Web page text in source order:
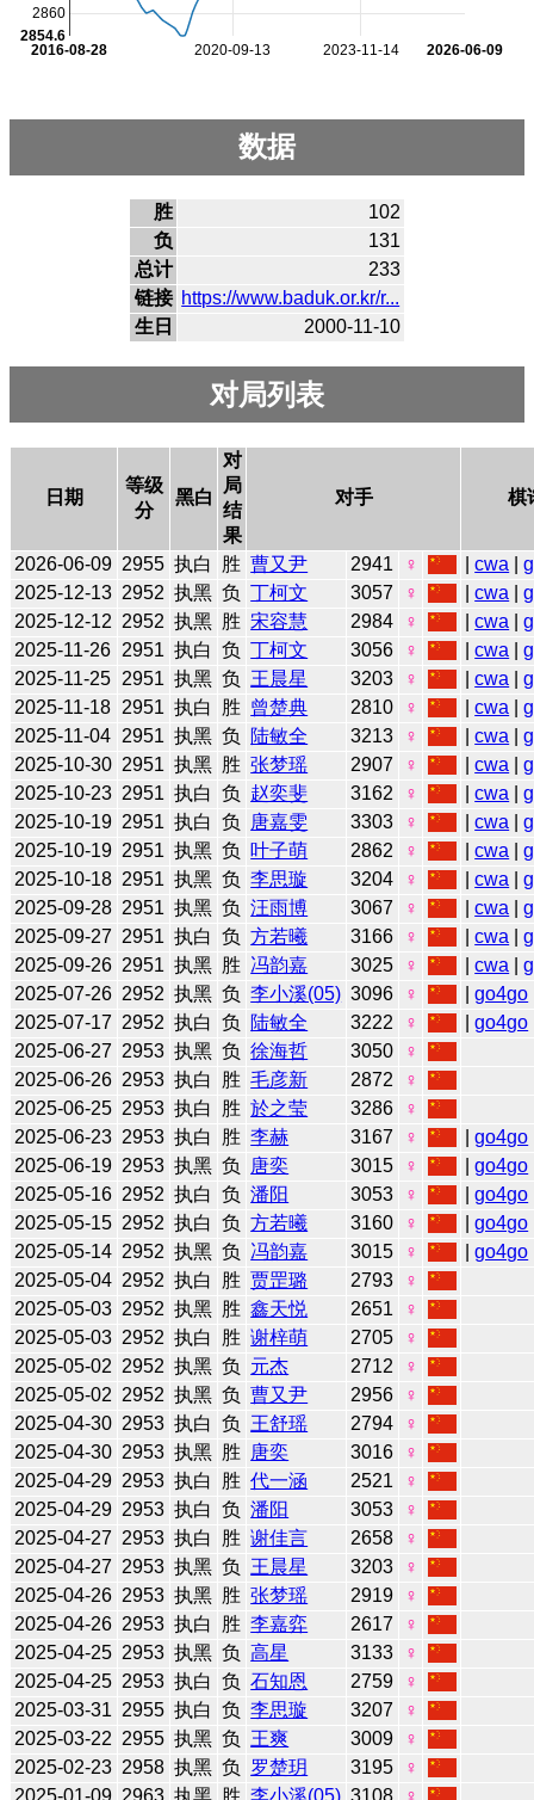
2020-09-13 2023-11-14
2016-08-28 2026-06-09
2860
2854.6
数据
胜
102
负
131
总计
233
链接 https://www.baduk.or.kr/r...
生日
2000-11-10
对局列表
日期
等级
分
黑白
对
局
结
果
对手 棋
2026-06-09 2955 执白 胜 曹又尹 2941 ♀ |cwa |
2025-12-13 2952 执黑 负 丁柯文 3057 ♀ |cwa |
2025-12-12 2952 执黑 胜 宋容慧 2984 ♀ |cwa |
2025-11-26 2951 执白 负 丁柯文 3056 ♀ |cwa |
2025-11-25 2951 执黑 负 王晨星 3203 ♀ |cwa |
2025-11-18 2951 执白 胜 曾楚典 2810 ♀ |cwa |
2025-11-04 2951 执黑 负 陆敏全 3213 ♀ |cwa |
2025-10-30 2951 执黑 胜 张梦瑶 2907 ♀ |cwa |
2025-10-23 2951 执白 负 赵奕斐 3162 ♀ |cwa |
2025-10-19 2951 执白 负 唐嘉雯 3303 ♀ |cwa |
2025-10-19 2951 执黑 负 叶子萌 2862 ♀ |cwa |
2025-10-18 2951 执黑 负 李思璇 3204 ♀ |cwa |
2025-09-28 2951 执黑 负 汪雨博 3067 ♀ |cwa |
2025-09-27 2951 执白 负 方若曦 3166 ♀ |cwa |
2025-09-26 2951 执黑 胜 冯韵嘉 3025 ♀ |cwa |
2025-07-26 2952 执黑 负 李小溪(05) 3096 ♀ |go4go
2025-07-17 2952 执白 负 陆敏全 3222 ♀ |go4go
2025-06-27 2953 执黑 负 徐海哲 3050
♀
2025-06-26 2953 执白 胜 毛彦新 2872
♀
2025-06-25 2953 执白 胜 於之莹 3286
♀
2025-06-23 2953 执白 胜 李赫 3167 ♀ |go4go
2025-06-19 2953 执黑 负 唐奕 3015 ♀ |go4go
2025-05-16 2952 执白 负 潘阳 3053 ♀ |go4go
2025-05-15 2952 执白 负 方若曦 3160 ♀ |go4go
2025-05-14 2952 执黑 负 冯韵嘉 3015 ♀ |go4go
2025-05-04 2952 执白 胜 贾罡璐 2793
♀
2025-05-03 2952 执黑 胜 鑫天悦 2651
♀
2025-05-03 2952 执白 胜 谢梓萌 2705
♀
2025-05-02 2952 执黑 负 元杰 2712
♀
2025-05-02 2952 执黑 负 曹又尹 2956
♀
2025-04-30 2953 执白 负 王舒瑶 2794
♀
2025-04-30 2953 执黑 胜 唐奕 3016
♀
2025-04-29 2953 执白 胜 代一涵 2521
♀
2025-04-29 2953 执白 负 潘阳 3053
♀
2025-04-27 2953 执白 胜 谢佳言 2658
♀
2025-04-27 2953 执黑 负 王晨星 3203
♀
2025-04-26 2953 执黑 胜 张梦瑶 2919
♀
2025-04-26 2953 执白 胜 李嘉弈 2617
♀
2025-04-25 2953 执黑 负 高星 3133
♀
2025-04-25 2953 执白 负 石知恩 2759
♀
2025-03-31 2955 执白 负 李思璇 3207
♀
2025-03-22 2955 执黑 负 王爽 3009
♀
2025-02-23 2958 执黑 负 罗楚玥 3195
♀
2025-01-09 2963 执黑 胜 李小溪(05) 3108
♀